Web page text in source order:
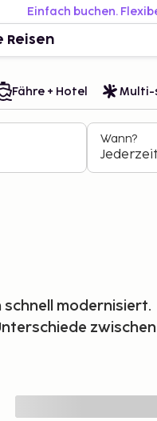
Einfach buchen.
Reisen
Fähre + Hotel
Wann?
Jederzeit
modernisiert.
zwischen